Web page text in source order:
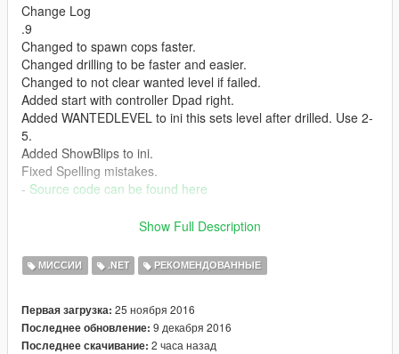
Change Log
.9
Changed to spawn cops faster.
Changed drilling to be faster and easier.
Changed to not clear wanted level if failed.
Added start with controller Dpad right.
Added WANTEDLEVEL to ini this sets level after drilled. Use 2-
5.
Added ShowBlips to ini.
Fixed Spelling mistakes.
- Source code can be found here
What it dose:
Lets you rob the 6 fleeca banks.
How to use:
Go to a bank and press the U key while near the green marker.
Show Full Description
МИССИИ .NET РЕКОМЕНДОВАННЫЕ
Первая загрузка: 25 ноября 2016
Последнее обновление: 9 декабря 2016
Последнее скачивание: 2 часа назад